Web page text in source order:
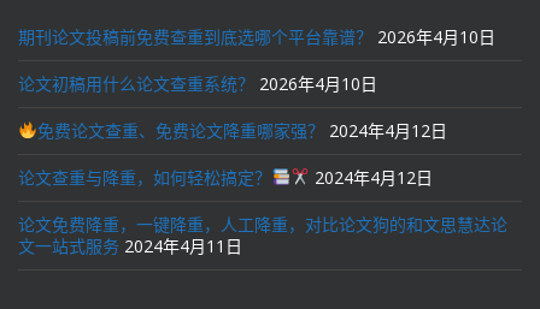
期刊论文投稿前免费查重到底选哪个平台靠谱？ 2026年4月10日
论文初稿用什么论文查重系统？ 2026年4月10日
免费论文查重、免费论文降重哪家强？ 2024年4月12日
论文查重与降重，如何轻松搞定？ 2024年4月12日
论文免费降重，一键降重，人工降重，对比论文狗的和文思慧达论
文一站式服务 2024年4月11日